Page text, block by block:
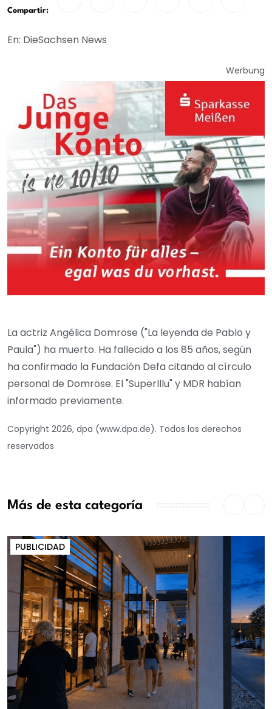
Compartir:
En: DieSachsen News
Werbung
La actriz Angélica Domröse ("La leyenda de Pablo y
Paula") ha muerto. Ha fallecido a los 85 años, según
ha confirmado la Fundación Defa citando al círculo
personal de Domröse. El "SuperIllu" y MDR habían
informado previamente.
Copyright 2026, dpa (www.dpa.de). Todos los derechos
reservados
Más de esta categoría
PUBLICIDAD